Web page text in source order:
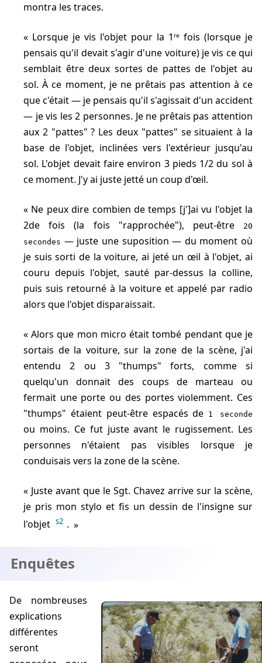
montra les traces.
Lorsque je vis l'objet pour la 1ʳᵉ fois (lorsque je
pensais qu'il devait s'agir d'une voiture) je vis ce qui
semblait être deux sortes de pattes de l'objet au
sol. À ce moment, je ne prêtais pas attention à ce
que c'était — je pensais qu'il s'agissait d'un accident
— je vis les 2 personnes. Je ne prêtais pas attention
aux 2 "pattes" ? Les deux "pattes" se situaient à la
base de l'objet, inclinées vers l'extérieur jusqu'au
sol. L'objet devait faire environ 3 pieds 1/2 du sol à
ce moment. J'y ai juste jetté un coup d'œil.
Ne peux dire combien de temps [j']ai vu l'objet la
2de fois (la fois "rapprochée"), peut-être
20
secondes — juste une suposition — du moment où
je suis sorti de la voiture, ai jeté un œil à l'objet, ai
couru depuis l'objet, sauté par-dessus la colline,
puis suis retourné à la voiture et appelé par radio
alors que l'objet disparaissait.
Alors que mon micro était tombé pendant que je
sortais de la voiture, sur la zone de la scène, j'ai
entendu 2 ou 3 "thumps" forts, comme si
quelqu'un donnait des coups de marteau ou
fermait une porte ou des portes violemment. Ces
"thumps" étaient peut-être espacés de 1 seconde
ou moins. Ce fut juste avant le rugissement. Les
personnes n'étaient pas visibles lorsque je
conduisais vers la zone de la scène.
Juste avant que le Sgt. Chavez arrive sur la scène,
je pris mon stylo et fis un dessin de l'insigne sur
l'objet s2 .
Enquêtes
De nombreuses
explications
différentes
seront